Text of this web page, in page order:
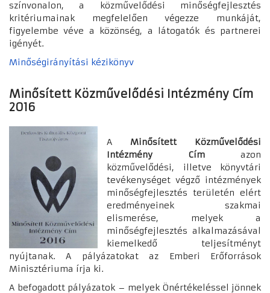
színvonalon, a közművelődési minőségfejlesztés
kritériumainak megfelelően végezze munkáját,
figyelembe véve a közönség, a látogatók és partnerei
igényét.
Minőségirányítási kézikönyv
Minősített Közművelődési Intézmény Cím
2016
A Minősített Közművelődési
Intézmény Címazon
közművelődési, illetve könyvtári
tevékenységet végző intézmények
minőségfejlesztés területén elért
eredményeinek szakmai
elismerése, melyek a
minőségfejlesztés alkalmazásával
kiemelkedő teljesítményt
nyújtanak. A pályázatokat az Emberi Erőforrások
Minisztériuma írja ki.
A befogadott pályázatok – melyek Önértékeléssel jönnek